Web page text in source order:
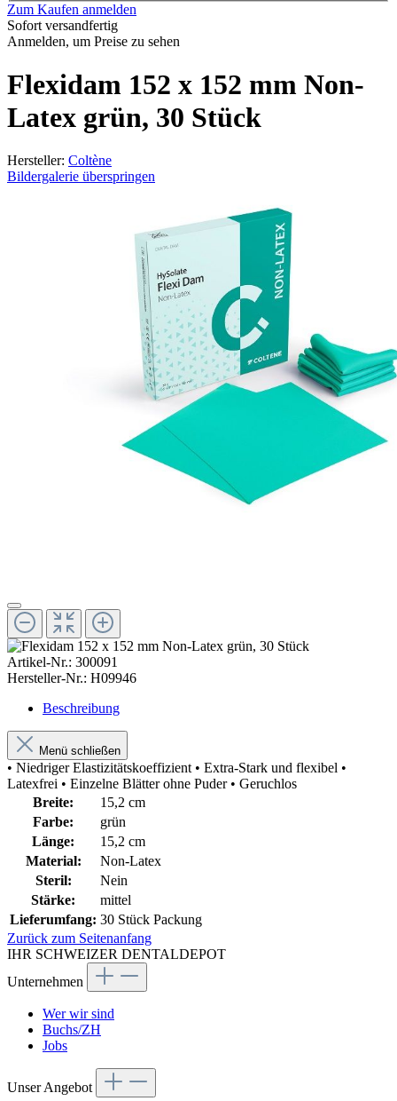
Zum Kaufen anmelden
Sofort versandfertig
Anmelden, um Preise zu sehen
Flexidam 152 x 152 mm Non-
Latex grün, 30 Stück
Hersteller: Coltène
Bildergalerie überspringen
Artikel-Nr.: 300091
Hersteller-Nr.: H09946
Beschreibung
Menü schließen
• Niedriger Elastizitätskoeffizient • Extra-Stark und flexibel •
Latexfrei • Einzelne Blätter ohne Puder • Geruchlos
Breite:
15,2 cm
Farbe:
grün
Länge:
15,2 cm
Material:
Non-Latex
Steril:
Nein
Stärke:
mittel
Lieferumfang: 30 Stück Packung
Zurück zum Seitenanfang
IHR SCHWEIZER DENTALDEPOT
Unternehmen
Wer wir sind
Buchs/ZH
Jobs
Unser Angebot